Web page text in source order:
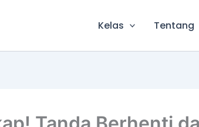
Kelas Tentang